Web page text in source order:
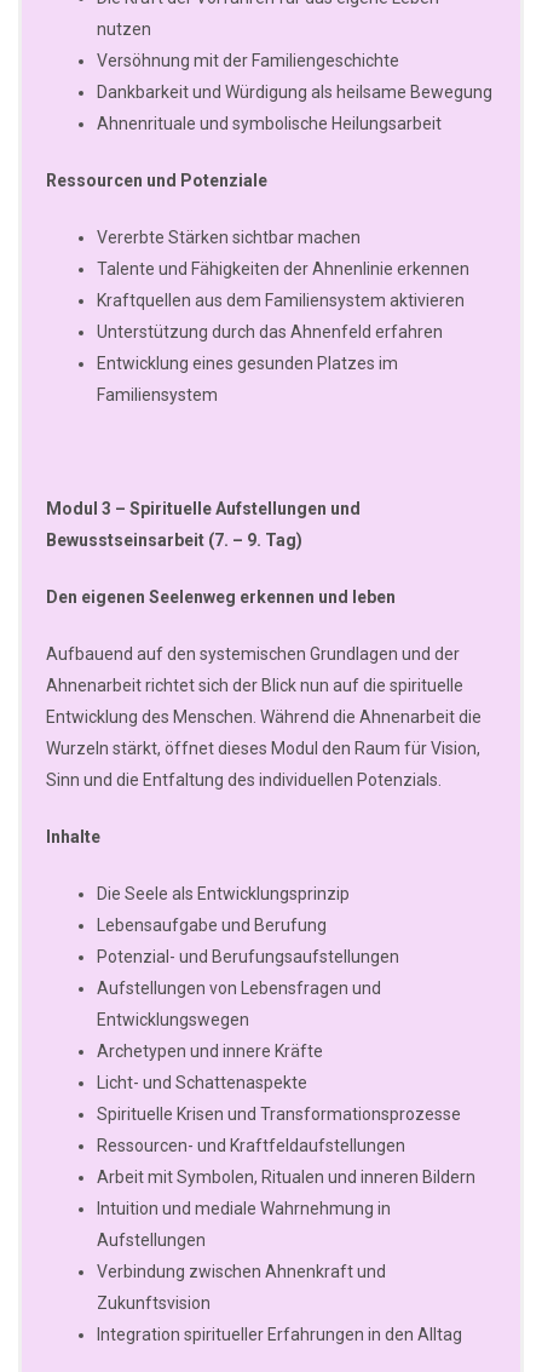
nutzen
Versöhnung mit der Familiengeschichte
Dankbarkeit und Würdigung als heilsame Bewegung
Ahnenrituale und symbolische Heilungsarbeit
Ressourcen und Potenziale
Vererbte Stärken sichtbar machen
Talente und Fähigkeiten der Ahnenlinie erkennen
Kraftquellen aus dem Familiensystem aktivieren
Unterstützung durch das Ahnenfeld erfahren
Entwicklung eines gesunden Platzes im
Familiensystem
Modul 3 – Spirituelle Aufstellungen und
Bewusstseinsarbeit (7. – 9. Tag)
Den eigenen Seelenweg erkennen und leben
Aufbauend auf den systemischen Grundlagen und der
Ahnenarbeit richtet sich der Blick nun auf die spirituelle
Entwicklung des Menschen. Während die Ahnenarbeit die
Wurzeln stärkt, öffnet dieses Modul den Raum für Vision,
Sinn und die Entfaltung des individuellen Potenzials.
Inhalte
Die Seele als Entwicklungsprinzip
Lebensaufgabe und Berufung
Potenzial- und Berufungsaufstellungen
Aufstellungen von Lebensfragen und
Entwicklungswegen
Archetypen und innere Kräfte
Licht- und Schattenaspekte
Spirituelle Krisen und Transformationsprozesse
Ressourcen- und Kraftfeldaufstellungen
Arbeit mit Symbolen, Ritualen und inneren Bildern
Intuition und mediale Wahrnehmung in
Aufstellungen
Verbindung zwischen Ahnenkraft und
Zukunftsvision
Integration spiritueller Erfahrungen in den Alltag